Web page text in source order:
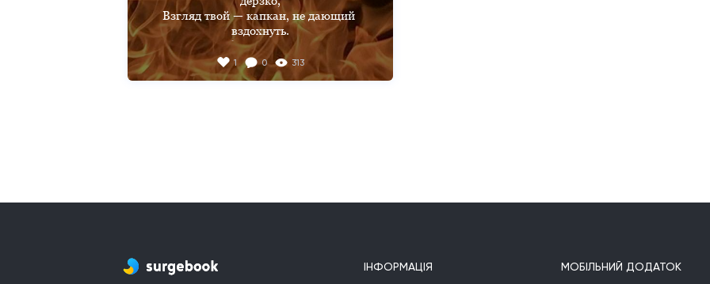
Взгляд твой — капкан, не дающий
вздохнуть.
Шёпотом губ разрушаешь надежду,
Что смогу этот вечер забыть и уснуть.
Мы — два крыла в раскалённом
1 0 313
ІНФОРМАЦІЯ МОБІЛЬНИЙ ДОДАТОК